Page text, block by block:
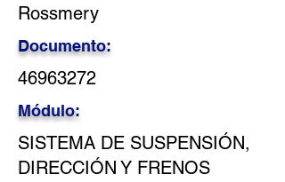
Rossmery
Documento:
46963272
Módulo:
SISTEMA DE SUSPENSIÓN,
DIRECCIÓN Y FRENOS